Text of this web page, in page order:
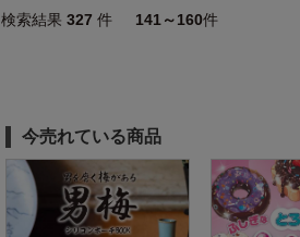
検索結果 327 件 141～160件
今売れている商品